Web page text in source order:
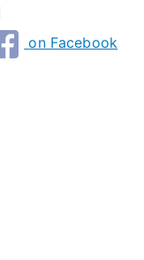
on Facebook